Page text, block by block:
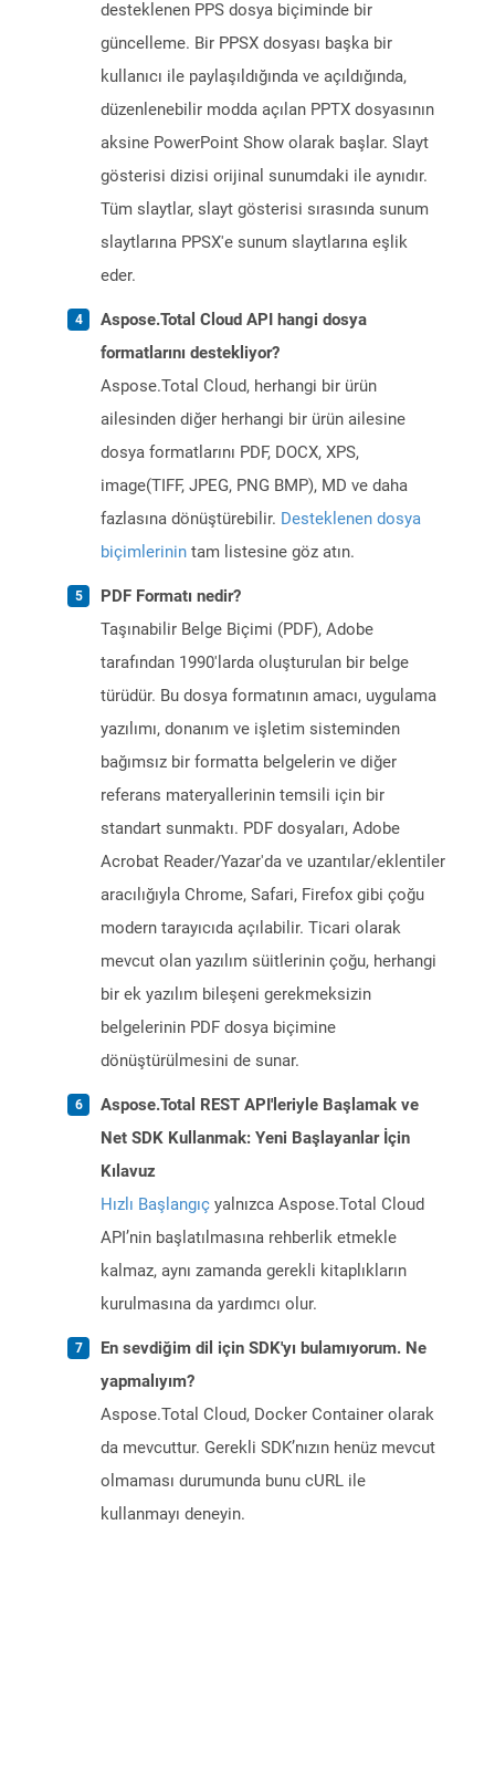
desteklenen PPS dosya biçiminde bir
güncelleme. Bir PPSX dosyası başka bir
kullanıcı ile paylaşıldığında ve açıldığında,
düzenlenebilir modda açılan PPTX dosyasının
aksine PowerPoint Show olarak başlar. Slayt
gösterisi dizisi orijinal sunumdaki ile aynıdır.
Tüm slaytlar, slayt gösterisi sırasında sunum
slaytlarına PPSX'e sunum slaytlarına eşlik
eder.
Aspose.Total Cloud API hangi dosya
formatlarını destekliyor?
Aspose.Total Cloud, herhangi bir ürün
ailesinden diğer herhangi bir ürün ailesine
dosya formatlarını PDF, DOCX, XPS,
image(TIFF, JPEG, PNG BMP), MD ve daha
fazlasına dönüştürebilir. Desteklenen dosya
biçimlerinin tam listesine göz atın.
PDF Formatı nedir?
Taşınabilir Belge Biçimi (PDF), Adobe
tarafından 1990'larda oluşturulan bir belge
türüdür. Bu dosya formatının amacı, uygulama
yazılımı, donanım ve işletim sisteminden
bağımsız bir formatta belgelerin ve diğer
referans materyallerinin temsili için bir
standart sunmaktı. PDF dosyaları, Adobe
Acrobat Reader/Yazar'da ve uzantılar/eklentiler
aracılığıyla Chrome, Safari, Firefox gibi çoğu
modern tarayıcıda açılabilir. Ticari olarak
mevcut olan yazılım süitlerinin çoğu, herhangi
bir ek yazılım bileşeni gerekmeksizin
belgelerinin PDF dosya biçimine
dönüştürülmesini de sunar.
Aspose.Total REST API'leriyle Başlamak ve
Net SDK Kullanmak: Yeni Başlayanlar İçin
Kılavuz
Hızlı Başlangıç yalnızca Aspose.Total Cloud
API’nin başlatılmasına rehberlik etmekle
kalmaz, aynı zamanda gerekli kitaplıkların
kurulmasına da yardımcı olur.
En sevdiğim dil için SDK'yı bulamıyorum. Ne
yapmalıyım?
Aspose.Total Cloud, Docker Container olarak
da mevcuttur. Gerekli SDK’nızın henüz mevcut
olmaması durumunda bunu cURL ile
kullanmayı deneyin.